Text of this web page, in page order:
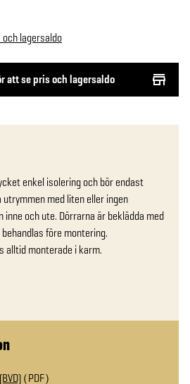
att se pris och lagersaldo
lagersaldo
enkel isolering och bör endast
med liten eller ingen
och ute. Dörrarna är beklädda med
före montering.
alltid monterade i karm.
PDF